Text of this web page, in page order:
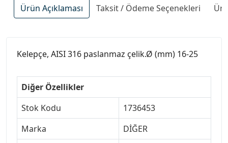
Ürün Açıklaması Taksit / Ödeme Seçenekleri
Kelepçe, AISI 316 paslanmaz çelik.Ø (mm) 16-25
Diğer Özellikler
Stok Kodu
1736453
Marka
DİĞER